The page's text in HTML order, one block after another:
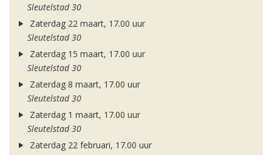
Sleutelstad 30
Zaterdag 22 maart, 17.00 uur
Sleutelstad 30
Zaterdag 15 maart, 17.00 uur
Sleutelstad 30
Zaterdag 8 maart, 17.00 uur
Sleutelstad 30
Zaterdag 1 maart, 17.00 uur
Sleutelstad 30
Zaterdag 22 februari, 17.00 uur